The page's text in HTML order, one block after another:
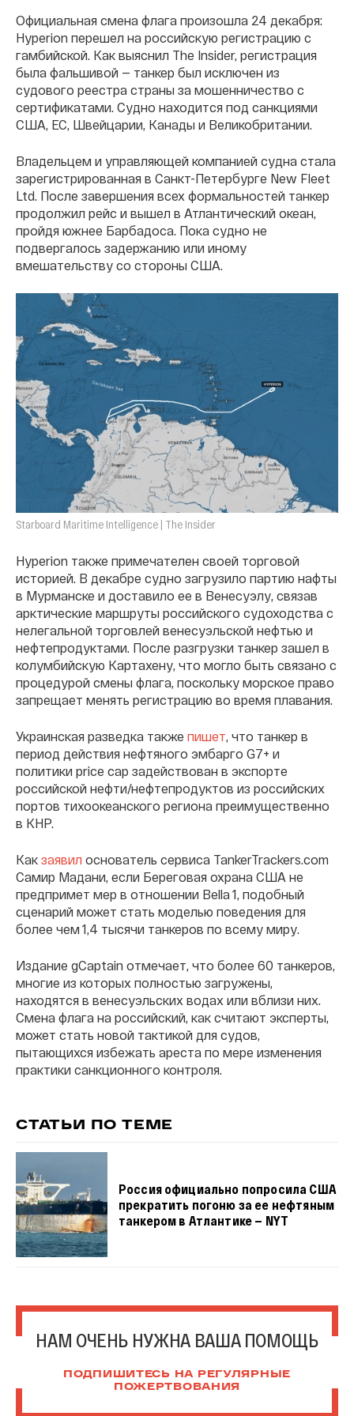
Официальная смена флага произошла 24 декабря:
Hyperion перешел на российскую регистрацию с
гамбийской. Как выяснил The Insider, регистрация
была фальшивой — танкер был исключен из
судового реестра страны за мошенничество с
сертификатами. Судно находится под санкциями
США, ЕС, Швейцарии, Канады и Великобритании.
Владельцем и управляющей компанией судна стала
зарегистрированная в Санкт-Петербурге New Fleet
Ltd. После завершения всех формальностей танкер
продолжил рейс и вышел в Атлантический океан,
пройдя южнее Барбадоса. Пока судно не
подвергалось задержанию или иному
вмешательству со стороны США.
Starboard Maritime Intelligence | The Insider
Hyperion также примечателен своей торговой
историей. В декабре судно загрузило партию нафты
в Мурманске и доставило ее в Венесуэлу, связав
арктические маршруты российского судоходства с
нелегальной торговлей венесуэльской нефтью и
нефтепродуктами. После разгрузки танкер зашел в
колумбийскую Картахену, что могло быть связано с
процедурой смены флага, поскольку морское право
запрещает менять регистрацию во время плавания.
Украинская разведка также пишет, что танкер в
период действия нефтяного эмбарго G7+ и
политики price cap задействован в экспорте
российской нефти/нефтепродуктов из российских
портов тихоокеанского региона преимущественно
в КНР.
Как заявил основатель сервиса TankerTrackers.com
Самир Мадани, если Береговая охрана США не
предпримет мер в отношении Bella 1, подобный
сценарий может стать моделью поведения для
более чем 1,4 тысячи танкеров по всему миру.
Издание gCaptain отмечает, что более 60 танкеров,
многие из которых полностью загружены,
находятся в венесуэльских водах или вблизи них.
Смена флага на российский, как считают эксперты,
может стать новой тактикой для судов,
пытающихся избежать ареста по мере изменения
практики санкционного контроля.
СТАТЬИ ПО ТЕМЕ
Россия официально попросила США
прекратить погоню за ее нефтяным
танкером в Атлантике — NYT
НАМ ОЧЕНЬ НУЖНА ВАША ПОМОЩЬ
ПОДПИШИТЕСЬ НА РЕГУЛЯРНЫЕ
ПОЖЕРТВОВАНИЯ